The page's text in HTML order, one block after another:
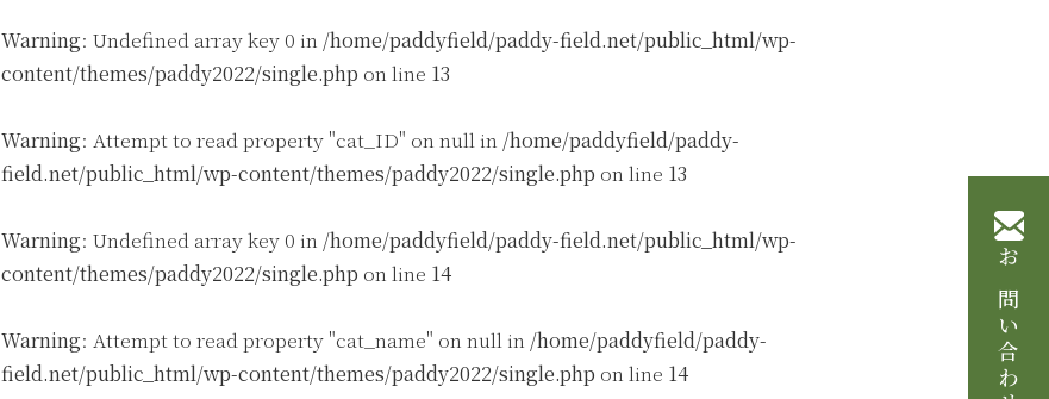
お問い合わせ
Warning: Undefined array key 0 in /home/paddyfield/paddy-field.net/public_html/wp-
content/themes/paddy2022/single.php on line 13
Warning: Attempt to read property "cat_ID" on null in /home/paddyfield/paddy-
field.net/public_html/wp-content/themes/paddy2022/single.php on line 13
Warning: Undefined array key 0 in /home/paddyfield/paddy-field.net/public_html/wp-
content/themes/paddy2022/single.php on line 14
Warning: Attempt to read property "cat_name" on null in /home/paddyfield/paddy-
field.net/public_html/wp-content/themes/paddy2022/single.php on line 14